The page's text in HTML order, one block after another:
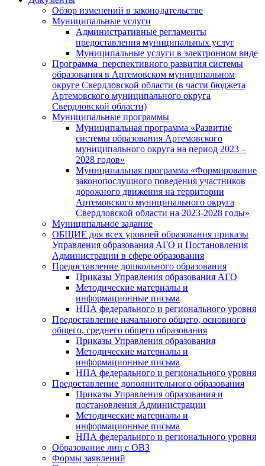
Обзор изменений в законодательстве
Муниципальные услуги
Административные регламенты
предоставления муниципальных услуг
Муниципальные услуги в электронном виде
Программа перспективного развития системы
образования в Артемовском муниципальном
округе Свердловской области (в части бюджета
Артемовского муниципального округа
Свердловской области)
Муниципальные программы
Муниципальная программа «Развитие
системы образования Артемовского
муниципального округа на период 2023 –
2028 годов»
Муниципальная программа «Формирование
законопослушного поведения участников
дорожного движения на территории
Артемовского муниципального округа
Свердловской области на 2023-2028 годы»
Муниципальное задание
ОБЩИЕ для всех уровней образования приказы
Управления образования АГО и Постановления
Администрации в сфере образования
Предоставление дошкольного образования
Приказы Управления образования АГО
Методические материалы и
информационные письма
НПА федерального и регионального уровня
Предоставление начального общего, основного
общего, среднего общего образования
Приказы Управления образования
Методические материалы и
информационные письма
НПА федерального и регионального уровня
Предоставление дополнительного образования
Приказы Управления образования и
постановления Администрации
Методические материалы и
информационные письма
НПА федерального и регионального уровня
Образование лиц с ОВЗ
Формы заявлений